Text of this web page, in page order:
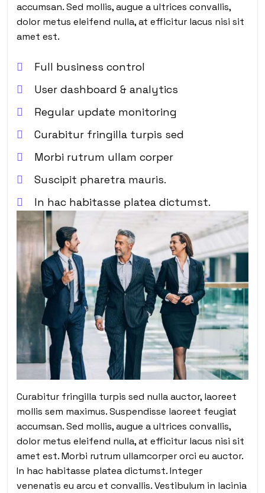
accumsan. Sed mollis, augue a ultrices convallis,
dolor metus eleifend nulla, at efficitur lacus nisi sit
amet est.
Full business control
User dashboard & analytics
Regular update monitoring
Curabitur fringilla turpis sed
Morbi rutrum ullam corper
Suscipit pharetra mauris.
In hac habitasse platea dictumst.
Curabitur fringilla turpis sed nulla auctor, laoreet
mollis sem maximus. Suspendisse laoreet feugiat
accumsan. Sed mollis, augue a ultrices convallis,
dolor metus eleifend nulla, at efficitur lacus nisi sit
amet est. Morbi rutrum ullamcorper orci eu auctor.
In hac habitasse platea dictumst. Integer
venenatis eu arcu et convallis. Vestibulum in lacinia